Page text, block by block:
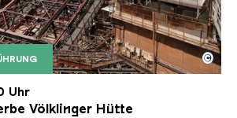
der Völklinger Hütte mit
Völklinger Hütte | Karl
©
Uhr
Völklinger Hütte